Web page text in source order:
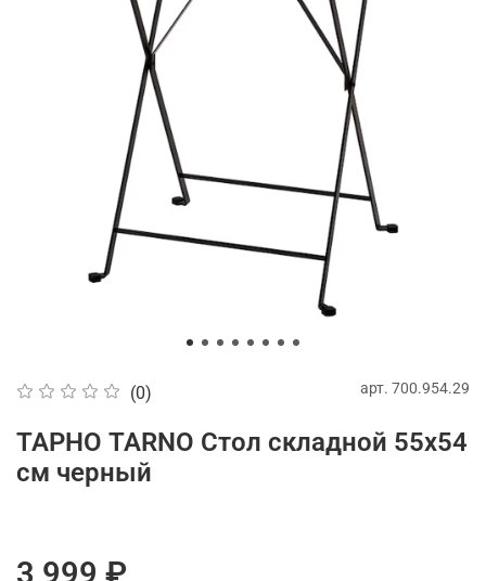
(0) арт. 700.954.29
ТАРНО TARNO Стол складной 55х54
см черный
3 999 ₽